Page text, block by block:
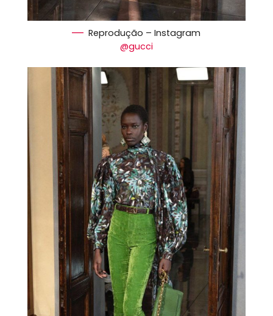
Reprodução – Instagram
@gucci